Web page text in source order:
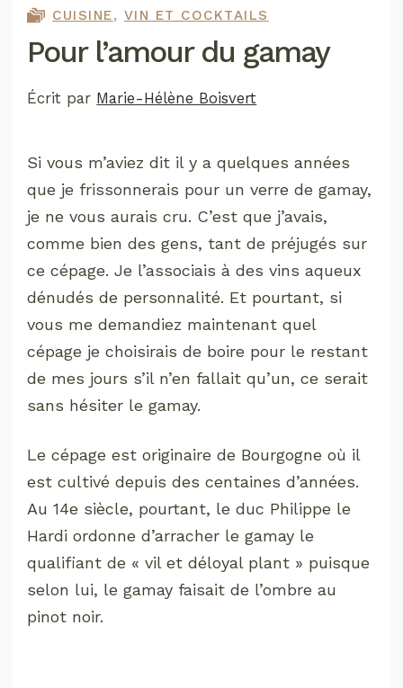
CUISINE, VIN ET COCKTAILS
Pour l’amour du gamay
Écrit par Marie-Hélène Boisvert
Si vous m’aviez dit il y a quelques années
que je frissonnerais pour un verre de gamay,
je ne vous aurais cru. C’est que j’avais,
comme bien des gens, tant de préjugés sur
ce cépage. Je l’associais à des vins aqueux
dénudés de personnalité. Et pourtant, si
vous me demandiez maintenant quel
cépage je choisirais de boire pour le restant
de mes jours s’il n’en fallait qu’un, ce serait
sans hésiter le gamay.
Le cépage est originaire de Bourgogne où il
est cultivé depuis des centaines d’années.
Au 14e siècle, pourtant, le duc Philippe le
Hardi ordonne d’arracher le gamay le
qualifiant de « vil et déloyal plant » puisque
selon lui, le gamay faisait de l’ombre au
pinot noir.